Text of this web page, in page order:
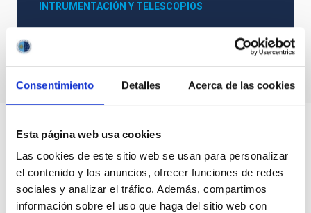
Consentimiento Detalles Acerca de las cookies
Esta página web usa cookies
Las cookies de este sitio web se usan para personalizar
el contenido y los anuncios, ofrecer funciones de redes
sociales y analizar el tráfico. Además, compartimos
información sobre el uso que haga del sitio web con
INTRUMENTACIÓN Y TELESCOPIOS